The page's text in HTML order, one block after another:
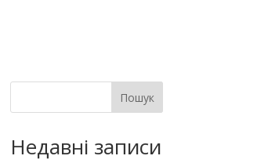
Пошук
Недавні записи